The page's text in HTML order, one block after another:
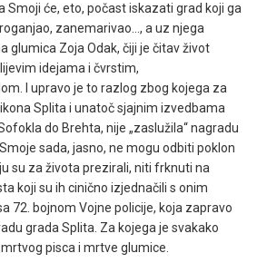
Smoji će, eto, počast iskazati grad koji ga
zanemarivao…, a uz njega
glumica Zoja Odak, čiji je čitav život
idejama i čvrstim,
I upravo je to razlog zbog kojega za
Splita i unatoč sjajnim izvedbama
do Brehta, nije „zaslužila“ nagradu
sada, jasno, ne mogu odbiti poklon
su za života prezirali, niti frknuti na
koji su ih cinično izjednačili s onim
72. bojnom Vojne policije, koja zapravo
grada Splita. Za kojega je svakako
pisca i mrtve glumice.